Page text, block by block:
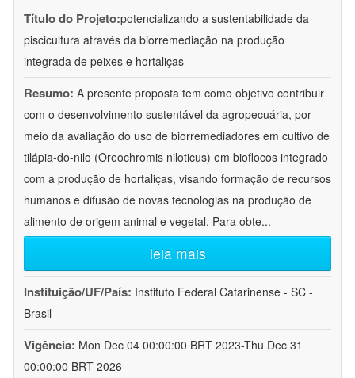
Título do Projeto:potencializando a sustentabilidade da
piscicultura através da biorremediação na produção
integrada de peixes e hortaliças
Resumo: A presente proposta tem como objetivo contribuir
com o desenvolvimento sustentável da agropecuária, por
meio da avaliação do uso de biorremediadores em cultivo de
tilápia-do-nilo (Oreochromis niloticus) em bioflocos integrado
com a produção de hortaliças, visando formação de recursos
humanos e difusão de novas tecnologias na produção de
alimento de origem animal e vegetal. Para obte...
leia mais
Instituição/UF/País: Instituto Federal Catarinense - SC -
Brasil
Vigência: Mon Dec 04 00:00:00 BRT 2023-Thu Dec 31
00:00:00 BRT 2026